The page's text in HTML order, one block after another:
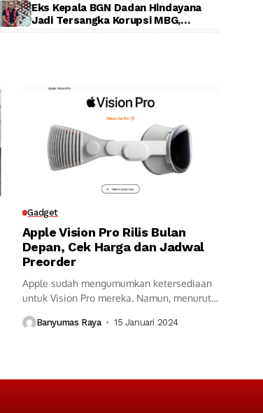
Eks Kepala BGN Dadan Hindayana
Jadi Tersangka Korupsi MBG,
Gadget
Apple Vision Pro Rilis Bulan
Depan, Cek Harga dan Jadwal
Preorder
Apple sudah mengumumkan ketersediaan
untuk Vision Pro mereka. Namun, menurut
Banyumas Raya 15 Januari 2024